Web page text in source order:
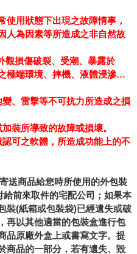
使用狀態下出現之故障情事，
人為因素等所造成之非自然故
觀損傷破裂、受潮、暴露於
極端環境、摔機、液體浸滲…
、雷擊等不可抗力所造成之損
裝所導致的故障或損壞。
可之軟體，所造成功能上的不
送商品給您時所使用的外包裝
前來取件的宅配公司；如果本
裝(紙箱或包裝袋)已經遺失或破
再以其他適當的包裝盒進行包
品原廠外盒上或書寫文字。提
商品的一部分，若有遺失、毀